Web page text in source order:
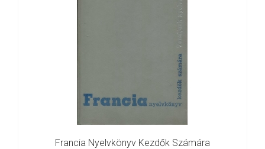
Francia Nyelvkönyv Kezdők Számára